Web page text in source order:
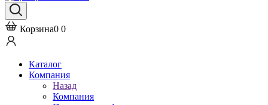
Корзина0 0
Каталог
Компания
Назад
Компания